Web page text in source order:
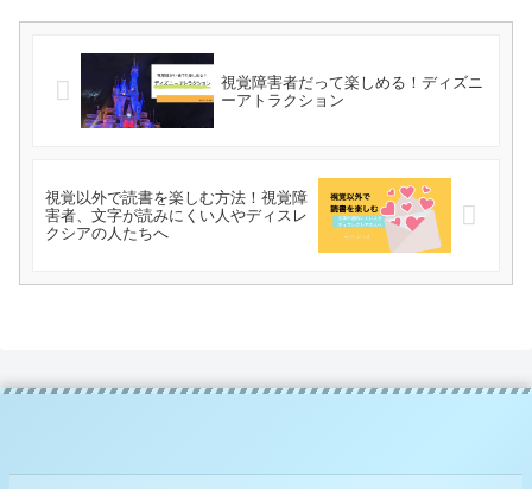
視覚障害者だって楽しめる！ディズニ
ーアトラクション
視覚以外で読書を楽しむ方法！視覚障
害者、文字が読みにくい人やディスレ
クシアの人たちへ